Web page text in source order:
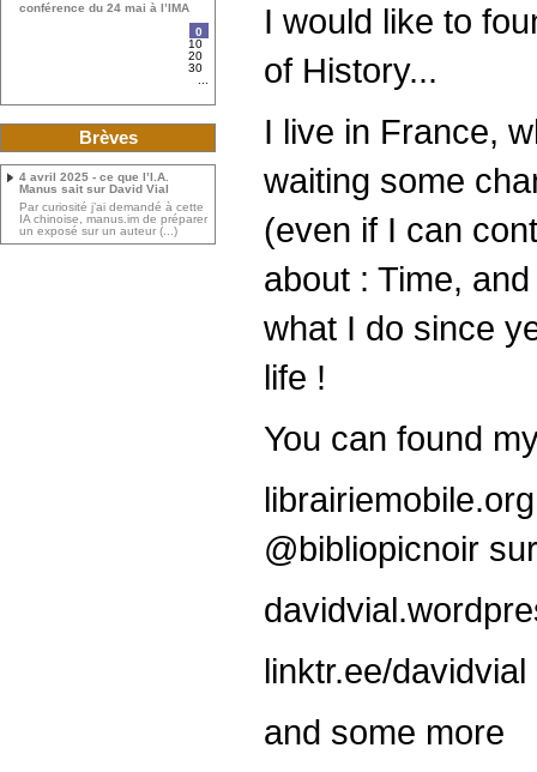
I would like to
of History...
I live in France,
waiting some
(even if I can
about : Time,
what I do since
life !
You can found
librairiemobile.org
@bibliopicnoir
linktr.ee/davidvial
and some more
conférence du 24 mai à l’IMA
0
10
20
30
Brèves
4 avril 2025 - ce que l’I.A.
Manus sait sur David Vial
Par curiosité j’ai demandé à cette
IA chinoise, manus.im de préparer
un exposé sur un auteur (...)